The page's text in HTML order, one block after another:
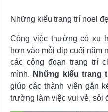
Những kiểu trang trí noel
Công việc thường có xu
hơn vào mỗi dịp cuối năm
các công đoạn trang trí
mình. Những kiểu trang
giúp các thành viên gắn
trường làm việc vui vẻ, sôi